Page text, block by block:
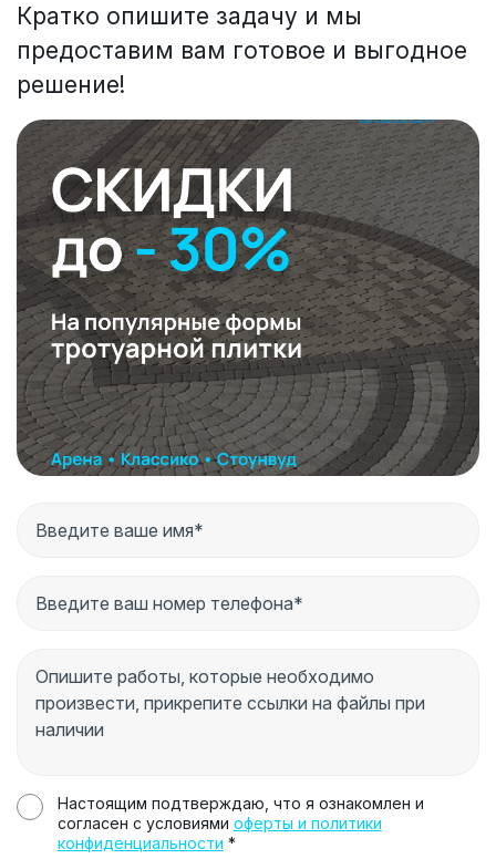
Кратко опишите задачу и мы
предоставим вам готовое и выгодное
решение!
Настоящим подтверждаю, что я ознакомлен и
согласен с условиями оферты и политики
конфиденциальности *